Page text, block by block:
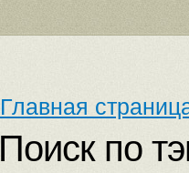
Главная
по